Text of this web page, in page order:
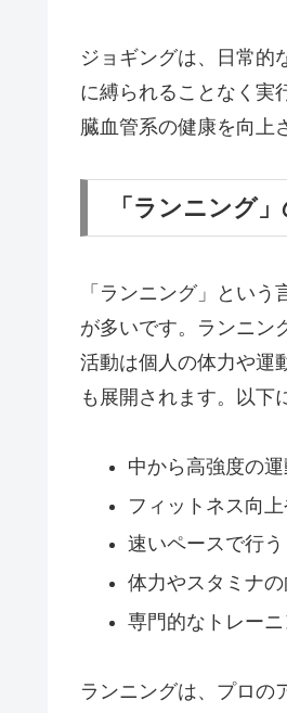
ジョギングは、日常的
に縛られることなく実
臓血管系の健康を向上
「ランニング
「ランニング」とい
が多いです。ランニン
活動は個人の体力や運
も展開されます。以下
中から高強度の
フィットネス向
速いペースで行う
体力やスタミナ
専門的なトレー
ランニングは、プロの